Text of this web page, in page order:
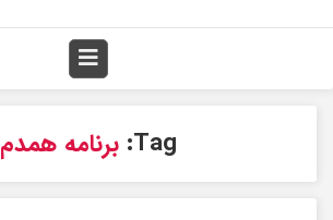
Tag: برنامه همدم